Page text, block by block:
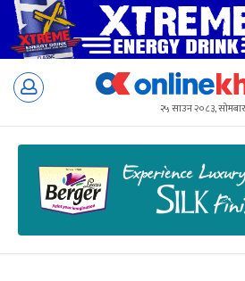
Skip
२५ साउन २०८३, सोमबार